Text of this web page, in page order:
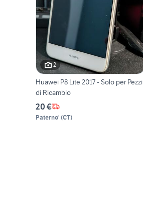
2
Huawei P8 Lite 2017 - Solo per Pezzi
di Ricambio
20 €
Paterno' (CT)